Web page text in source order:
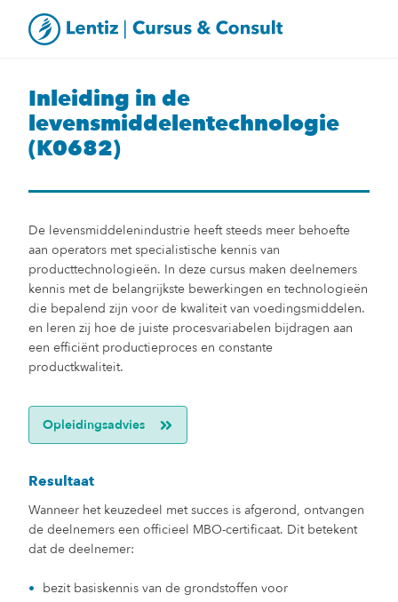
Inleiding in de
levensmiddelentechnologie
(K0682)
De levensmiddelenindustrie heeft steeds meer behoefte
aan operators met specialistische kennis van
producttechnologieën. In deze cursus maken deelnemers
kennis met de belangrijkste bewerkingen en technologieën
die bepalend zijn voor de kwaliteit van voedingsmiddelen.
en leren zij hoe de juiste procesvariabelen bijdragen aan
een efficiënt productieproces en constante
productkwaliteit.
Opleidingsadvies
Resultaat
Wanneer het keuzedeel met succes is afgerond, ontvangen
de deelnemers een officieel MBO-certificaat. Dit betekent
dat de deelnemer:
bezit basiskennis van de grondstoffen voor